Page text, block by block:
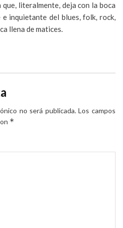
literalmente, deja con la boca
inquietante del blues, folk, rock,
llena de matices.
no será publicada. Los campos
*